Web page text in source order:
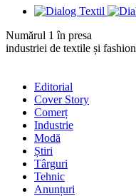
Numărul 1 în presa
industriei de textile și fashion
Editorial
Cover Story
Comerț
Industrie
Modă
Știri
Târguri
Tehnic
Anunțuri